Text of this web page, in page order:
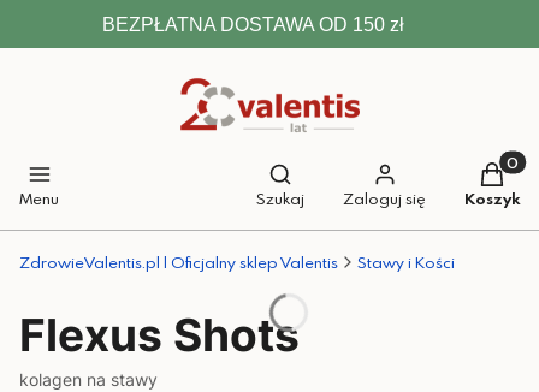
BEZPŁATNA DOSTAWA OD 150 zł
Menu
Otwórz wyszukiwarkę
Szukaj Zaloguj się Koszyk
ZdrowieValentis.pl | Oficjalny sklep Valentis Stawy i Kości
Flexus Shots
kolagen na stawy